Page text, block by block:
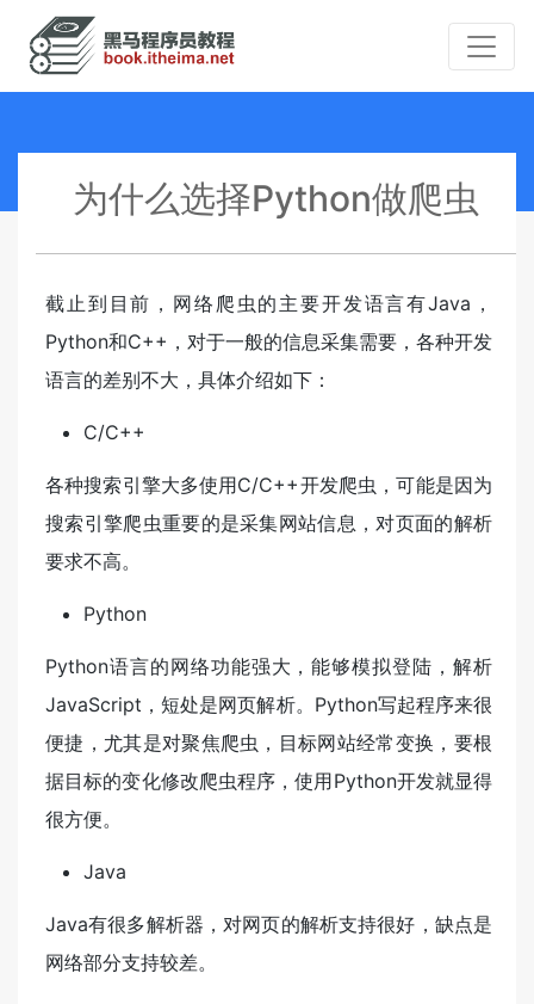
为什么选择Python做爬虫
截止到目前，网络爬虫的主要开发语言有Java，
Python和C++，对于一般的信息采集需要，各种开发
语言的差别不大，具体介绍如下：
C/C++
各种搜索引擎大多使用C/C++开发爬虫，可能是因为
搜索引擎爬虫重要的是采集网站信息，对页面的解析
要求不高。
Python
Python语言的网络功能强大，能够模拟登陆，解析
JavaScript，短处是网页解析。Python写起程序来很
便捷，尤其是对聚焦爬虫，目标网站经常变换，要根
据目标的变化修改爬虫程序，使用Python开发就显得
很方便。
Java
Java有很多解析器，对网页的解析支持很好，缺点是
网络部分支持较差。